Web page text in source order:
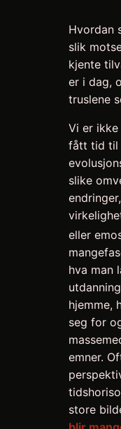
Hvordan
slik
kjente
er i dag,
truslene
Vi er
fått tid til
slike
eller
hva man
hjemme,
seg for
emner.
store